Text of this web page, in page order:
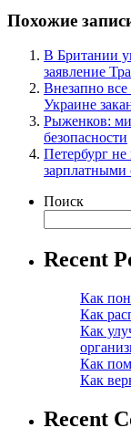
Похожие
В Британии
заявление
Внезапно
Украине
Рыженков:
безопасности
Петербург
зарплатными
Поиск
Recent
Как
Как
Как
Как
Как
Recent